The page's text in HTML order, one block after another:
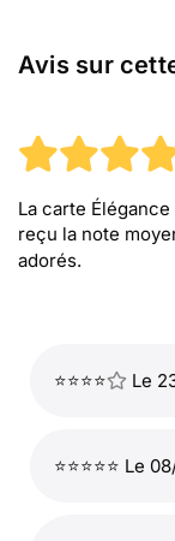
Avis sur
La carte
reçu la note
adorés.
⭐⭐⭐⭐ Le
⭐⭐⭐⭐⭐ Le